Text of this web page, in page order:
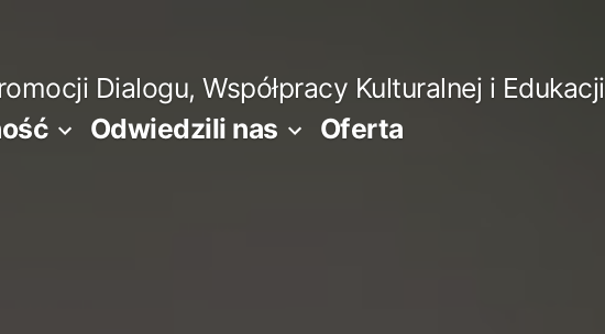
Dialogu, Współpracy Kulturalnej i Edukacji
Odwiedzili nas Oferta